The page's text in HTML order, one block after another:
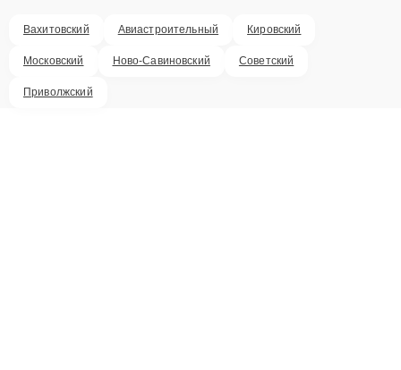
Вахитовский Авиастроительный Кировский
Московский Ново-Савиновский Советский
Приволжский